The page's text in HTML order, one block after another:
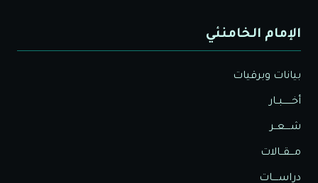
الإمام الخامنئي
بيانات وبرقيات
أخــــــبــار
شــــعــر
مـــقــالات
دراســــات